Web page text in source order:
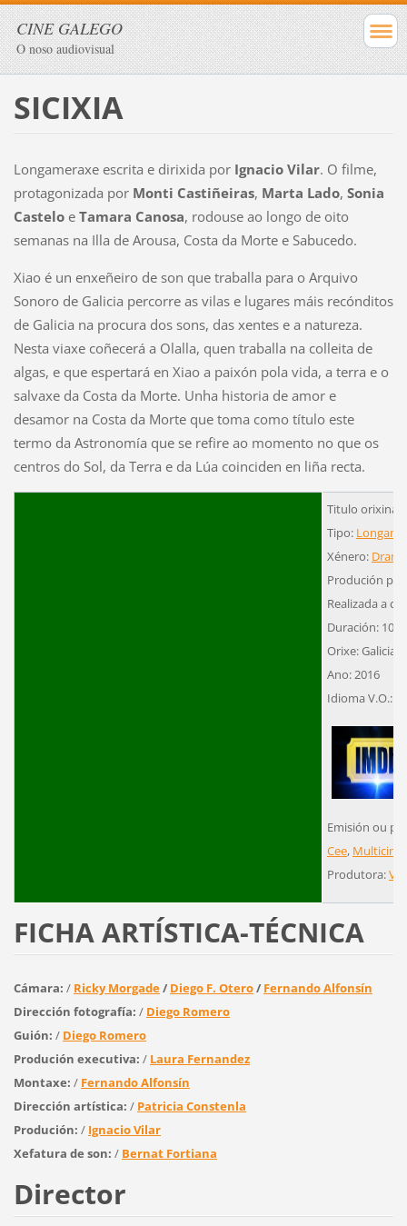
CINE GALEGO
O noso audiovisual
SICIXIA
Longameraxe escrita e dirixida por Ignacio Vilar. O filme,
protagonizada porMonti Castiñeiras, Marta Lado, Sonia
Casteloe Tamara Canosa, rodouse ao longo de oito
semanas na Illa de Arousa, Costa da Morte e Sabucedo.
Xiao é un enxeñeiro de son que traballa para o Arquivo
Sonoro de Galicia percorre as vilas e lugares máis recónditos
de Galicia na procura dos sons, das xentes e a natureza.
Nesta viaxe coñecerá a Olalla, quen traballa na colleita de
algas, e que espertará en Xiao a paixón pola vida, a terra e o
salvaxe da Costa da Morte. Unha historia de amor e
desamor na Costa da Morte que toma como título este
termo da Astronomía que se refire ao momento no que os
centros do Sol, da Terra e da Lúa coinciden en liña recta.
Titulo orixinal:
Tipo:
Xénero: Drama
Produción
Realizada a cor
Duración: 100´
Orixe: Galicia
Ano: 2016
Idioma V.O.:
Emisión ou
Cee,
Produtora:
FICHA ARTÍSTICA-TÉCNICA
Cámara: / Ricky Morgade/ Diego F. Otero/ Fernando Alfonsín
Dirección fotografía: / Diego Romero
Guión: / Diego Romero
Produción executiva: / Laura Fernandez
Montaxe: / Fernando Alfonsín
Dirección artística: / Patricia Constenla
Produción: / Ignacio Vilar
Xefatura de son: / Bernat Fortiana
Director